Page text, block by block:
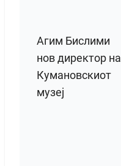
Агим Бислими
нов директор на
Кумановскиот
музеј